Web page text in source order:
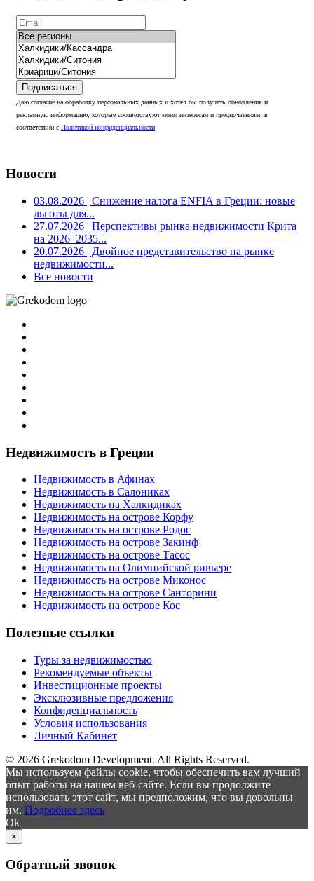
Подписаться
Даю согласие на обработку персональных данных и хотел бы получать обновления и
рекламную информацию, которые соответствуют моим интересам и предпочтениям, в
соответствии с Политикой конфиденциальности
Новости
03.08.2026 | Снижение налога ENFIA в Греции: новые
льготы для...
27.07.2026 | Перспективы рынка недвижимости Крита
на 2026–2035...
20.07.2026 | Двойное представительство на рынке
недвижимости...
Все новости
Недвижимость в Греции
Недвижимость в Афинах
Недвижимость в Салониках
Недвижимость на Халкидиках
Недвижимость на острове Корфу
Недвижимость на острове Родос
Недвижимость на острове Закинф
Недвижимость на острове Тасос
Недвижимость на Олимпийской ривьере
Недвижимость на острове Миконос
Недвижимость на острове Санторини
Недвижимость на острове Кос
Полезные ссылки
Туры за недвижимостью
Рекомендуемые объекты
Инвестиционные проекты
Эксклюзивные предложения
Конфиденциальность
Условия использования
Личный Кабинет
© 2026 Grekodom Development. All Rights Reserved.
Мы используем файлы cookie, чтобы обеспечить вам лучший
опыт работы на нашем веб-сайте. Если вы продолжите
использовать этот сайт, мы предположим, что вы довольны
им. Подробнее здесь
Ok
×
Обратный звонок